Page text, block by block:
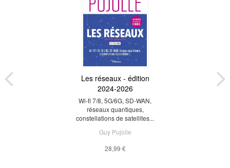
Les réseaux - édition
2024-2026
Wi-fi 7/8, 5G/6G, SD-WAN,
réseaux quantiques,
constellations de satellites...
Guy Pujolle
28,99 €